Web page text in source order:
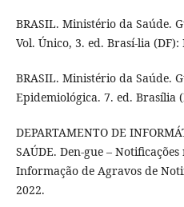
BRASIL. Ministério da Saúde.
Vol. Único, 3. ed. Brasí-lia (DF):
BRASIL. Ministério da Saúde.
Epidemiológica. 7. ed. Brasília
DEPARTAMENTO DE
SAÚDE. Den-gue –
Informação de Agravos de
2022.